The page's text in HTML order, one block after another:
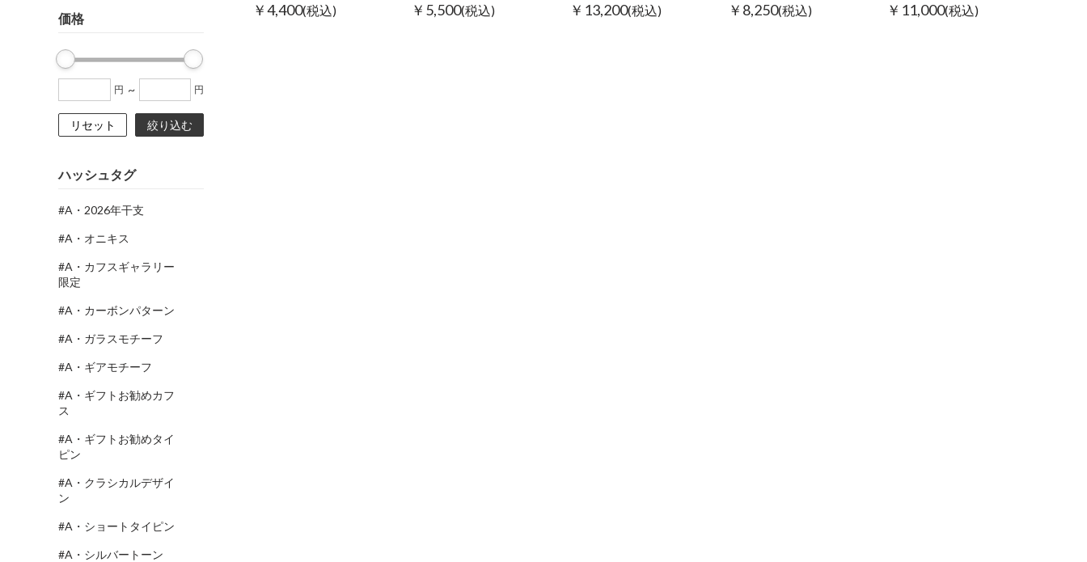
価格
円 ~ 円
リセット 絞り込む
ハッシュタグ
#A・2026年干支
#A・オニキス
#A・カフスギャラリー
限定
#A・カーボンパターン
#A・ガラスモチーフ
#A・ギアモチーフ
#A・ギフトお勧めカフ
ス
#A・ギフトお勧めタイ
ピン
#A・クラシカルデザイ
ン
#A・ショートタイピン
#A・シルバートーン
￥4,400(税込) ￥5,500(税込) ￥13,200(税込) ￥8,250(税込) ￥11,000(税込)